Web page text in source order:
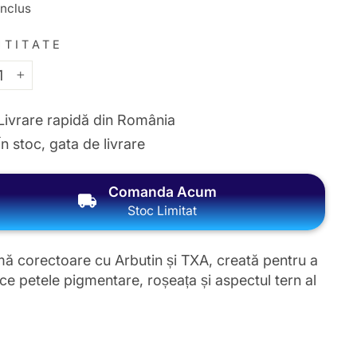
rapidă din România
stoc, gata de livrare
Comanda Acum
Stoc Limitat
corectoare cu Arbutin și TXA, creată pentru a
petele pigmentare, roșeața și aspectul tern al